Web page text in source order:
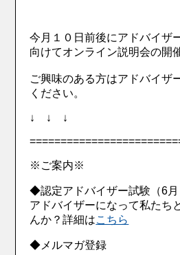
今月１０日前後にアドバイザ
向けてオンライン説明会の開
ご興味のある方はアドバイザ
ください。
↓ ↓ ↓
※ご案内※
◆認定アドバイザー試験（6月
アドバイザーになって私たち
んか？詳細はこちら
◆メルマガ登録